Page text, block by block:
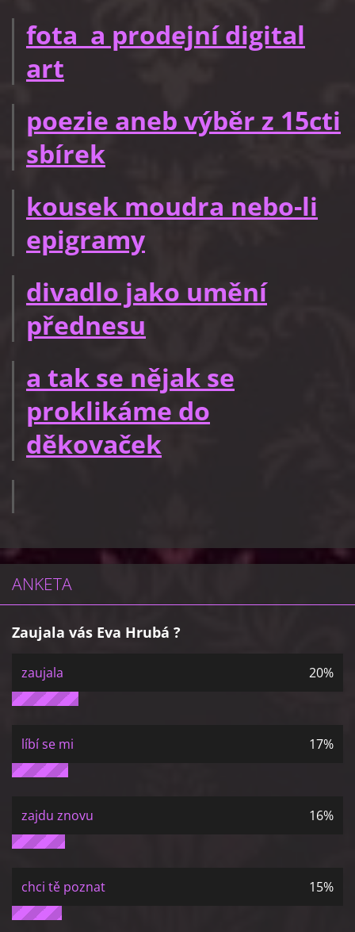
fota a prodejní digital
art
poezie aneb výběr z 15cti
sbírek
kousek moudra nebo-li
epigramy
divadlo jako umění
přednesu
a tak se nějak se
proklikáme do
děkovaček
ANKETA
Zaujala vás Eva Hrubá ?
zaujala 20%
líbí se mi 17%
zajdu znovu 16%
chci tě poznat 15%